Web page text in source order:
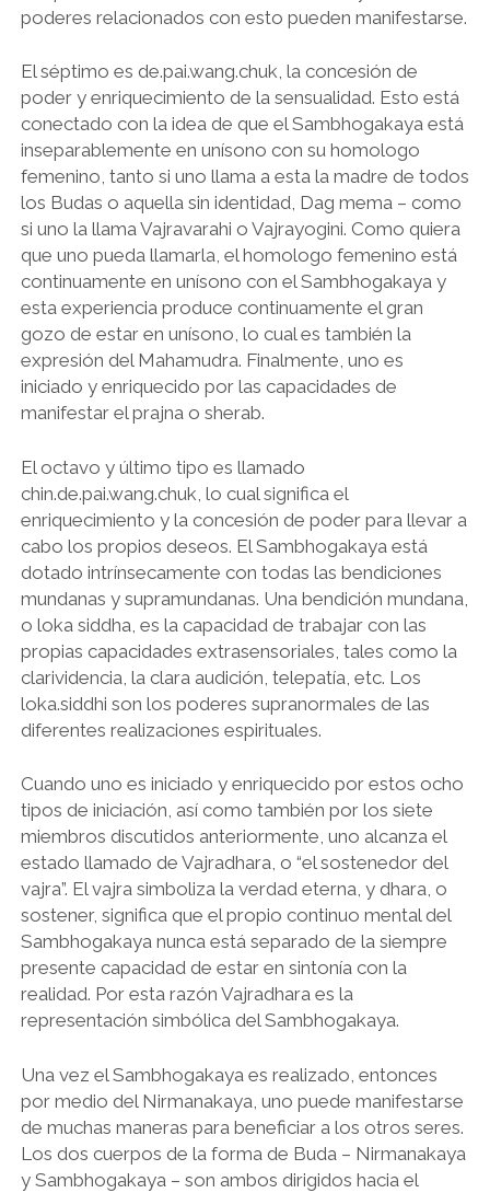
poderes relacionados con esto pueden manifestarse.
El séptimo es de.pai.wang.chuk, la concesión de
poder y enriquecimiento de la sensualidad. Esto está
conectado con la idea de que el Sambhogakaya está
inseparablemente en unísono con su homologo
femenino, tanto si uno llama a esta la madre de todos
los Budas o aquella sin identidad, Dag mema – como
si uno la llama Vajravarahi o Vajrayogini. Como quiera
que uno pueda llamarla, el homologo femenino está
continuamente en unísono con el Sambhogakaya y
esta experiencia produce continuamente el gran
gozo de estar en unísono, lo cual es también la
expresión del Mahamudra. Finalmente, uno es
iniciado y enriquecido por las capacidades de
manifestar el prajna o sherab.
El octavo y último tipo es llamado
chin.de.pai.wang.chuk, lo cual significa el
enriquecimiento y la concesión de poder para llevar a
cabo los propios deseos. El Sambhogakaya está
dotado intrínsecamente con todas las bendiciones
mundanas y supramundanas. Una bendición mundana,
o loka siddha, es la capacidad de trabajar con las
propias capacidades extrasensoriales, tales como la
clarividencia, la clara audición, telepatía, etc. Los
loka.siddhi son los poderes supranormales de las
diferentes realizaciones espirituales.
Cuando uno es iniciado y enriquecido por estos ocho
tipos de iniciación, así como también por los siete
miembros discutidos anteriormente, uno alcanza el
estado llamado de Vajradhara, o “el sostenedor del
vajra”. El vajra simboliza la verdad eterna, y dhara, o
sostener, significa que el propio continuo mental del
Sambhogakaya nunca está separado de la siempre
presente capacidad de estar en sintonía con la
realidad. Por esta razón Vajradhara es la
representación simbólica del Sambhogakaya.
Una vez el Sambhogakaya es realizado, entonces
por medio del Nirmanakaya, uno puede manifestarse
de muchas maneras para beneficiar a los otros seres.
Los dos cuerpos de la forma de Buda – Nirmanakaya
y Sambhogakaya – son ambos dirigidos hacia el